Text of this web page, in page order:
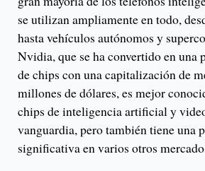
se utilizan ampliamente en todo,
hasta vehículos autónomos y
Nvidia, que se ha convertido en una
de chips con una capitalización de
millones de dólares, es mejor
chips de inteligencia artificial y
vanguardia, pero también tiene una
significativa en varios otros